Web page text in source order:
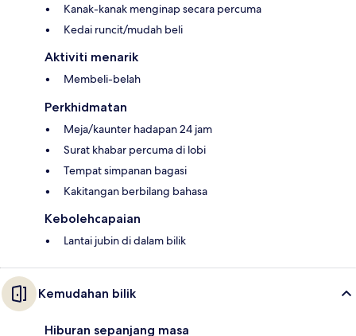
Kanak-kanak menginap secara percuma
Kedai runcit/mudah beli
Aktiviti menarik
Membeli-belah
Perkhidmatan
Meja/kaunter hadapan 24 jam
Surat khabar percuma di lobi
Tempat simpanan bagasi
Kakitangan berbilang bahasa
Kebolehcapaian
Lantai jubin di dalam bilik
Kemudahan bilik
Hiburan sepanjang masa